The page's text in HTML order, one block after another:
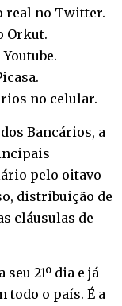
real no Twitter.
Orkut.
Youtube.
.
no celular.
Bancários, a
pelo oitavo
distribuição de
cláusulas de
21º dia e já
todo o país. É a